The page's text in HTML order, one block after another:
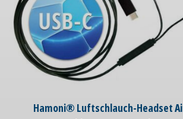
Hamoni® Luftschlauch-Headset